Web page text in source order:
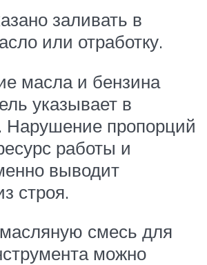
заливать в
или отработку.
масла и бензина
указывает в
Нарушение пропорций
работы и
выводит
строя.
смесь для
можно